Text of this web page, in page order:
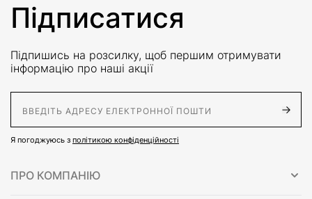
Підписатися
Підпишись на розсилку, щоб першим отримувати
інформацію про наші акції
Я погоджуюсь з політикою конфіденційності
ПРО КОМПАНІЮ